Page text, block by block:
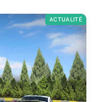
ACTUALITÉ